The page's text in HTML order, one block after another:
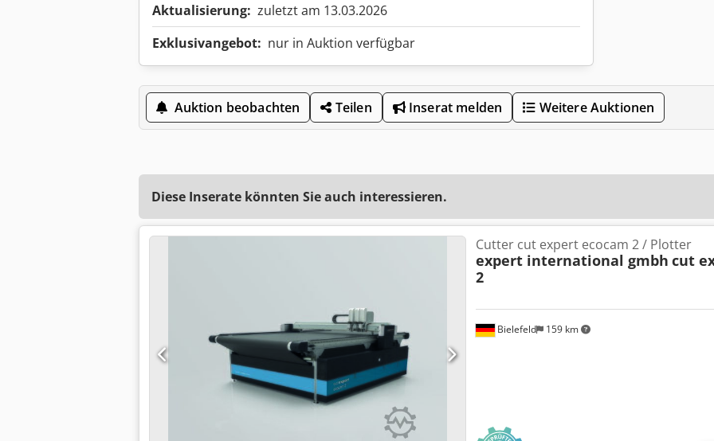
Aktualisierung: zuletzt am 13.03.2026
Exklusivangebot: nur in Auktion verfügbar
Auktion beobachten Teilen Inserat melden Weitere Auktionen
Diese Inserate könnten Sie auch interessieren.
Bielefeld 159 km
Cutter cut expert ecocam 2 / Plotter
expert international gmbh cut
2